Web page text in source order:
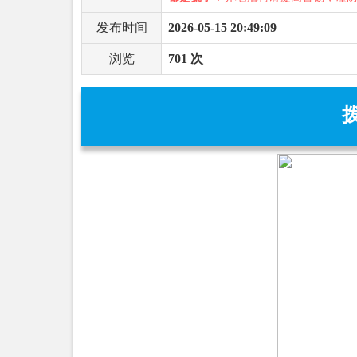
发布时间 2026-05-15 20:49:09
浏览 701 次